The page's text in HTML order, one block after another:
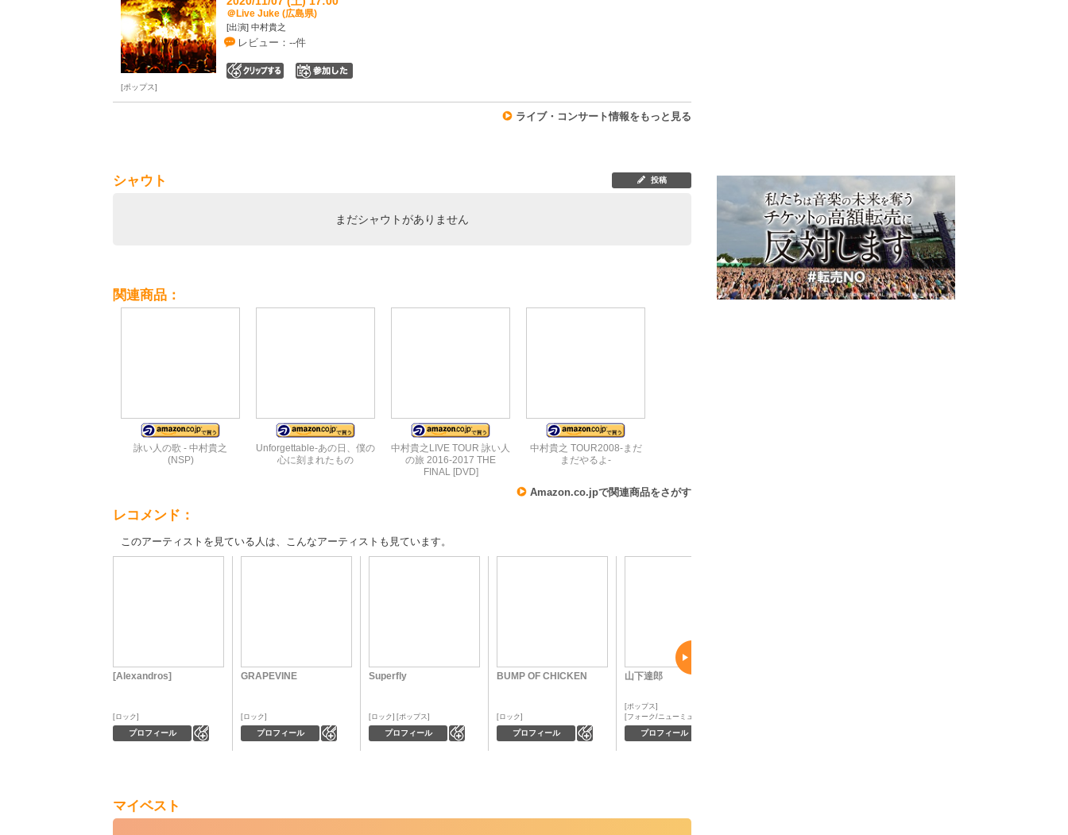
＠Live Juke (広島県)
[出演] 中村貴之
レビュー：--件
ポップス
ライブ・コンサート情報をもっと見る
シャウト 投稿
まだシャウトがありません
関連商品：
詠い人の歌 - 中村貴之
(NSP)
Unforgettable-あの日、僕の
心に刻まれたもの
中村貴之LIVE TOUR 詠い人
の旅 2016-2017 THE
FINAL [DVD]
中村貴之 TOUR2008-まだ
まだやるよ-
Amazon.co.jpで関連商品をさがす
レコメンド：
このアーティストを見ている人は、こんなアーティストも見ています。
[Alexandros]
プロフィール
ロック
GRAPEVINE
プロフィール
ロック
Superfly
プロフィール
ロック ポップス
BUMP OF CHICKEN
プロフィール
ロック
山下達郎
プロフィール
ポップス
フォーク/ニューミュージック
マイベスト